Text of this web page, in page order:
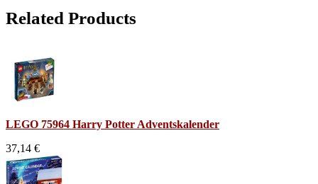
Related Products
LEGO 75964 Harry Potter Adventskalender
37,14 €